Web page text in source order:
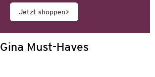
Jetzt shoppen
Gina Must-Haves